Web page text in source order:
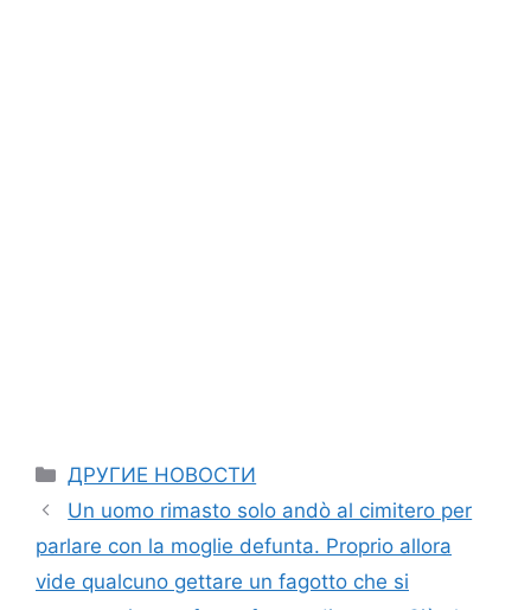
Categories
ДРУГИЕ НОВОСТИ
Un uomo rimasto solo andò al cimitero per
parlare con la moglie defunta. Proprio allora
vide qualcuno gettare un fagotto che si